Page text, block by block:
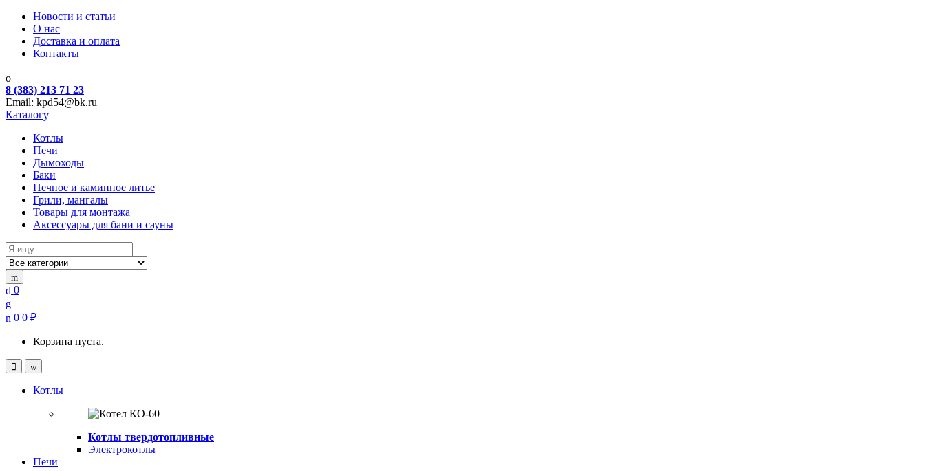
Новости и статьи
О нас
Доставка и оплата
Контакты
8 (383) 213 71 23
Email: kpd54@bk.ru
Каталог
Котлы
Печи
Дымоходы
Баки
Печное и каминное литье
Грили, мангалы
Товары для монтажа
Аксессуары для бани и сауны
Search for:
0
0 0 ₽
Корзина пуста.
OpenClose
Котлы
Котлы твердотопливные
Электрокотлы
Печи